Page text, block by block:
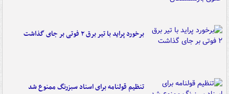
برخورد پراید با تیر برق ۲ فوتی بر جای گذاشت
تنظیم قولنامه برای اسناد سبزرنگ ممنوع شد